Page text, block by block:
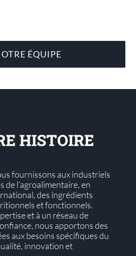
ÉQUIPE
HISTOIRE
fournissons aux industriels
de l’agroalimentaire, en
des ingrédients
et fonctionnels.
et à un réseau de
nous apportons des
aux besoins spécifiques du
innovation et